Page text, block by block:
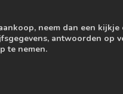
neem dan een kijkje
antwoorden op
te nemen.